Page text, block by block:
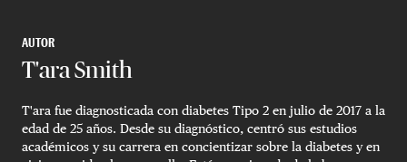
AUTOR
T'ara Smith
T'ara fue diagnosticada con diabetes Tipo 2 en julio de 2017 a la
edad de 25 años. Desde su diagnóstico, centró sus estudios
académicos y su carrera en concientizar sobre la diabetes y en